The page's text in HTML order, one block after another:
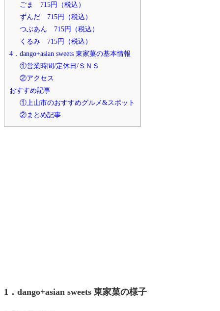
ごま 715円（税込）
ずんだ 715円（税込）
つぶあん 715円（税込）
くるみ 715円（税込）
4．dango+asian sweets 東家菓の基本情報
①営業時間/定休日/ＳＮＳ
②アクセス
おすすめ記事
①上山市のおすすめグルメ&スポット
②まとめ記事
1．dango+asian sweets 東家菓の様子